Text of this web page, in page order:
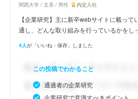
関西大学 / 文系 / 男性 内定入社
【企業研究】主に新卒webサイトに載って
通し、どんな取り組みを行っているかをし
4人が「いいね・保存」しました
この投稿でわかること
通過者の企業研究